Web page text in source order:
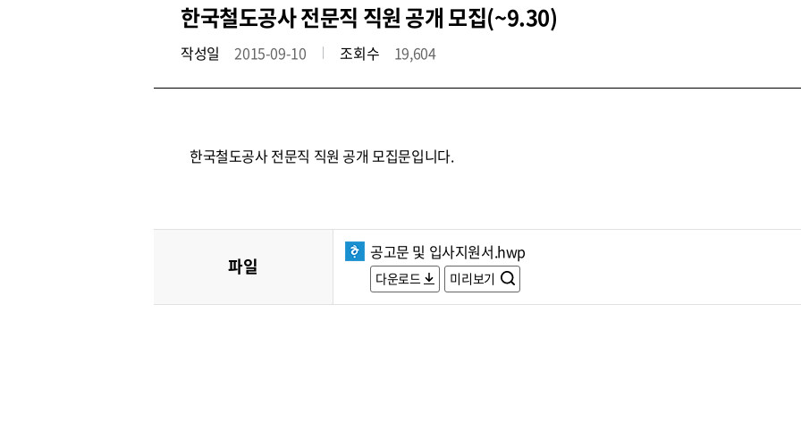
한국철도공사 전문직 직원 공개 모집(~9.30)
작성일 2015-09-10 조회수 19,604
한국철도공사 전문직 직원 공개 모집문입니다.
파일
공고문 및 입사지원서.hwp
다운로드 미리보기